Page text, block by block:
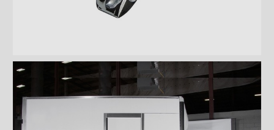
Bandes protectrices
Rampes
Finitions intérieures
Monte-charges MAXON